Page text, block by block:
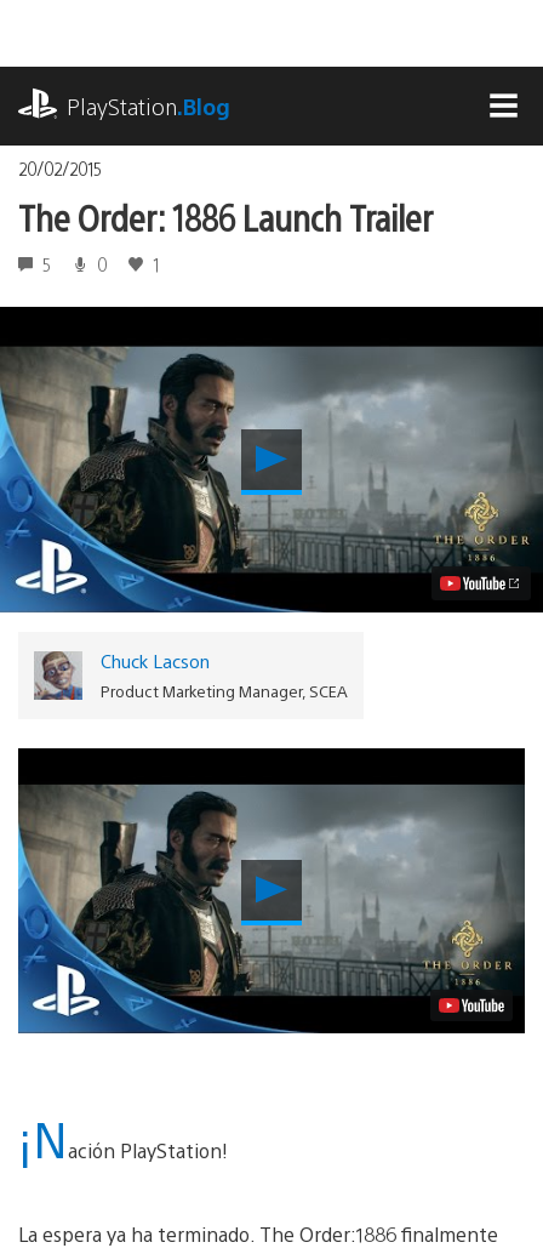
contenido
PlayStation.Blog
20/02/2015
The Order: 1886 Launch Trailer
5 0 1
The
Order:
1886
Launch
Trailer
Chuck Lacson
Product Marketing Manager, SCEA
Reproducir
Video
¡Nación PlayStation!
La espera ya ha terminado. The Order:1886 finalmente